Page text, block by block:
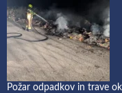
Požar odpadkov in trave